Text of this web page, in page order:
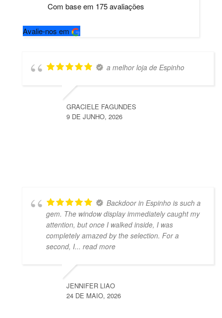
Com base em 175avaliações
Avalie-nos em
a melhor loja de Espinho
GRACIELE FAGUNDES
9 DE JUNHO, 2026
Backdoor in Espinho is such a
gem. The window display immediately caught my
attention, but once I walked inside, I was
completely amazed by the selection. For a
second, I... read more
JENNIFER LIAO
24 DE MAIO, 2026